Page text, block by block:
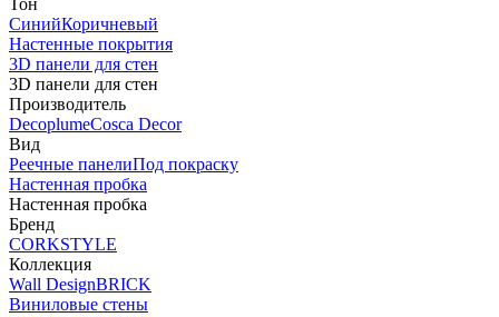
Тон
СинийКоричневый
Настенные покрытия
3D панели для стен
3D панели для стен
Производитель
DecoplumeCosca Decor
Вид
Реечные панелиПод покраску
Настенная пробка
Настенная пробка
Бренд
CORKSTYLE
Коллекция
Wall DesignBRICK
Виниловые стены